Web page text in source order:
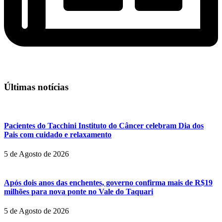
Últimas notícias
Pacientes do Tacchini Instituto do Câncer celebram Dia dos
Pais com cuidado e relaxamento
5 de Agosto de 2026
Após dois anos das enchentes, governo confirma mais de R$19
milhões para nova ponte no Vale do Taquari
5 de Agosto de 2026